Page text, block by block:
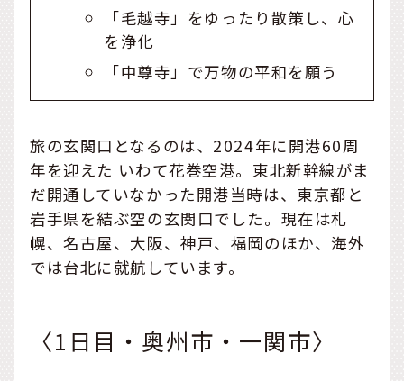
「毛越寺」をゆったり散策し、心
を浄化
「中尊寺」で万物の平和を願う
旅の玄関口となるのは、2024年に開港60周
年を迎えた いわて花巻空港。東北新幹線がま
だ開通していなかった開港当時は、東京都と
岩手県を結ぶ空の玄関口でした。現在は札
幌、名古屋、大阪、神戸、福岡のほか、海外
では台北に就航しています。
〈1日目・奥州市・一関市〉